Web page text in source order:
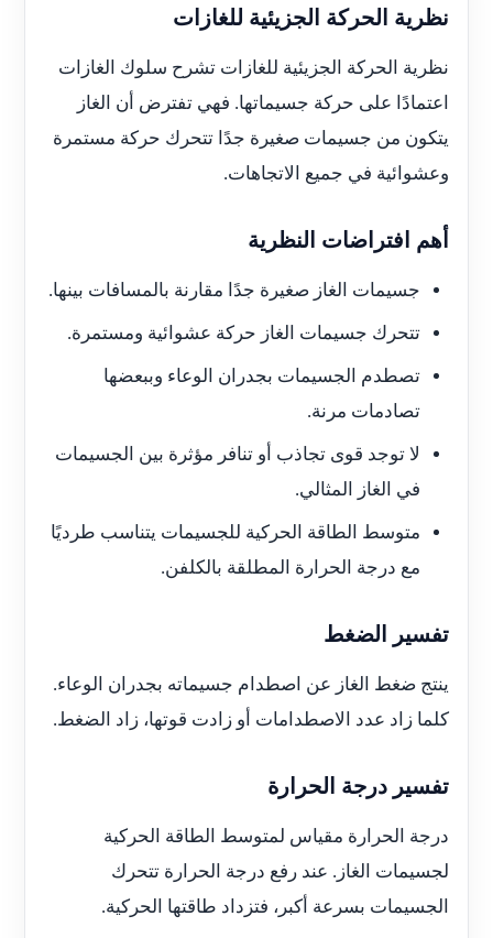
نظرية الحركة الجزيئية للغازات
نظرية الحركة الجزيئية للغازات تشرح سلوك الغازات
اعتمادًا على حركة جسيماتها. فهي تفترض أن الغاز
يتكون من جسيمات صغيرة جدًا تتحرك حركة مستمرة
وعشوائية في جميع الاتجاهات.
أهم افتراضات النظرية
جسيمات الغاز صغيرة جدًا مقارنة بالمسافات بينها.
تتحرك جسيمات الغاز حركة عشوائية ومستمرة.
تصطدم الجسيمات بجدران الوعاء وببعضها
تصادمات مرنة.
لا توجد قوى تجاذب أو تنافر مؤثرة بين الجسيمات
في الغاز المثالي.
متوسط الطاقة الحركية للجسيمات يتناسب طرديًا
مع درجة الحرارة المطلقة بالكلفن.
تفسير الضغط
ينتج ضغط الغاز عن اصطدام جسيماته بجدران الوعاء.
كلما زاد عدد الاصطدامات أو زادت قوتها، زاد الضغط.
تفسير درجة الحرارة
درجة الحرارة مقياس لمتوسط الطاقة الحركية
لجسيمات الغاز. عند رفع درجة الحرارة تتحرك
الجسيمات بسرعة أكبر، فتزداد طاقتها الحركية.